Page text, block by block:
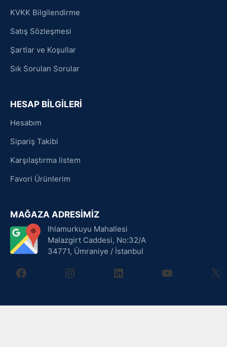
KVKK Bilgilendirme
Satış Sözleşmesi
Şartlar ve Koşullar
Sık Sorulan Sorular
HESAP BİLGİLERİ
Hesabım
Sipariş Takibi
Karşılaştırma listem
Favori Ürünlerim
MAĞAZA ADRESİMİZ
Ihlamurkuyu Mahallesi
Malazgirt Caddesi, No:32/A
34771, Ümraniye / İstanbul
facebookinstagramlinkedin youtube X